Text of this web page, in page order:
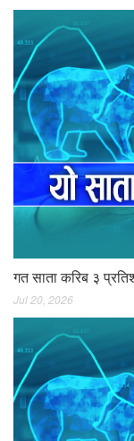
गत साता करिब ३
Jul 20, 2026